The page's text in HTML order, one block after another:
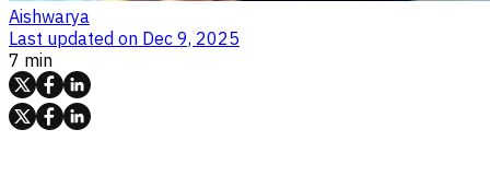
Aishwarya
Last updated on Dec 9, 2025
7 min